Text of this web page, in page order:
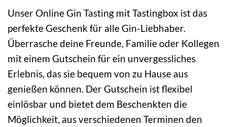
Unser Online Gin Tasting mit Tastingbox ist das
perfekte Geschenk für alle Gin-Liebhaber.
Überrasche deine Freunde, Familie oder Kollegen
mit einem Gutschein für ein unvergessliches
Erlebnis, das sie bequem von zu Hause aus
genießen können. Der Gutschein ist flexibel
einlösbar und bietet dem Beschenkten die
Möglichkeit, aus verschiedenen Terminen den